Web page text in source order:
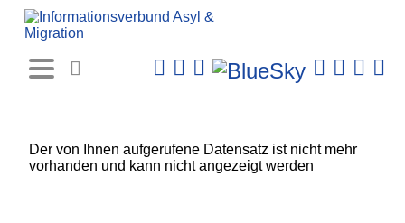
Der von Ihnen aufgerufene Datensatz ist nicht mehr
vorhanden und kann nicht angezeigt werden